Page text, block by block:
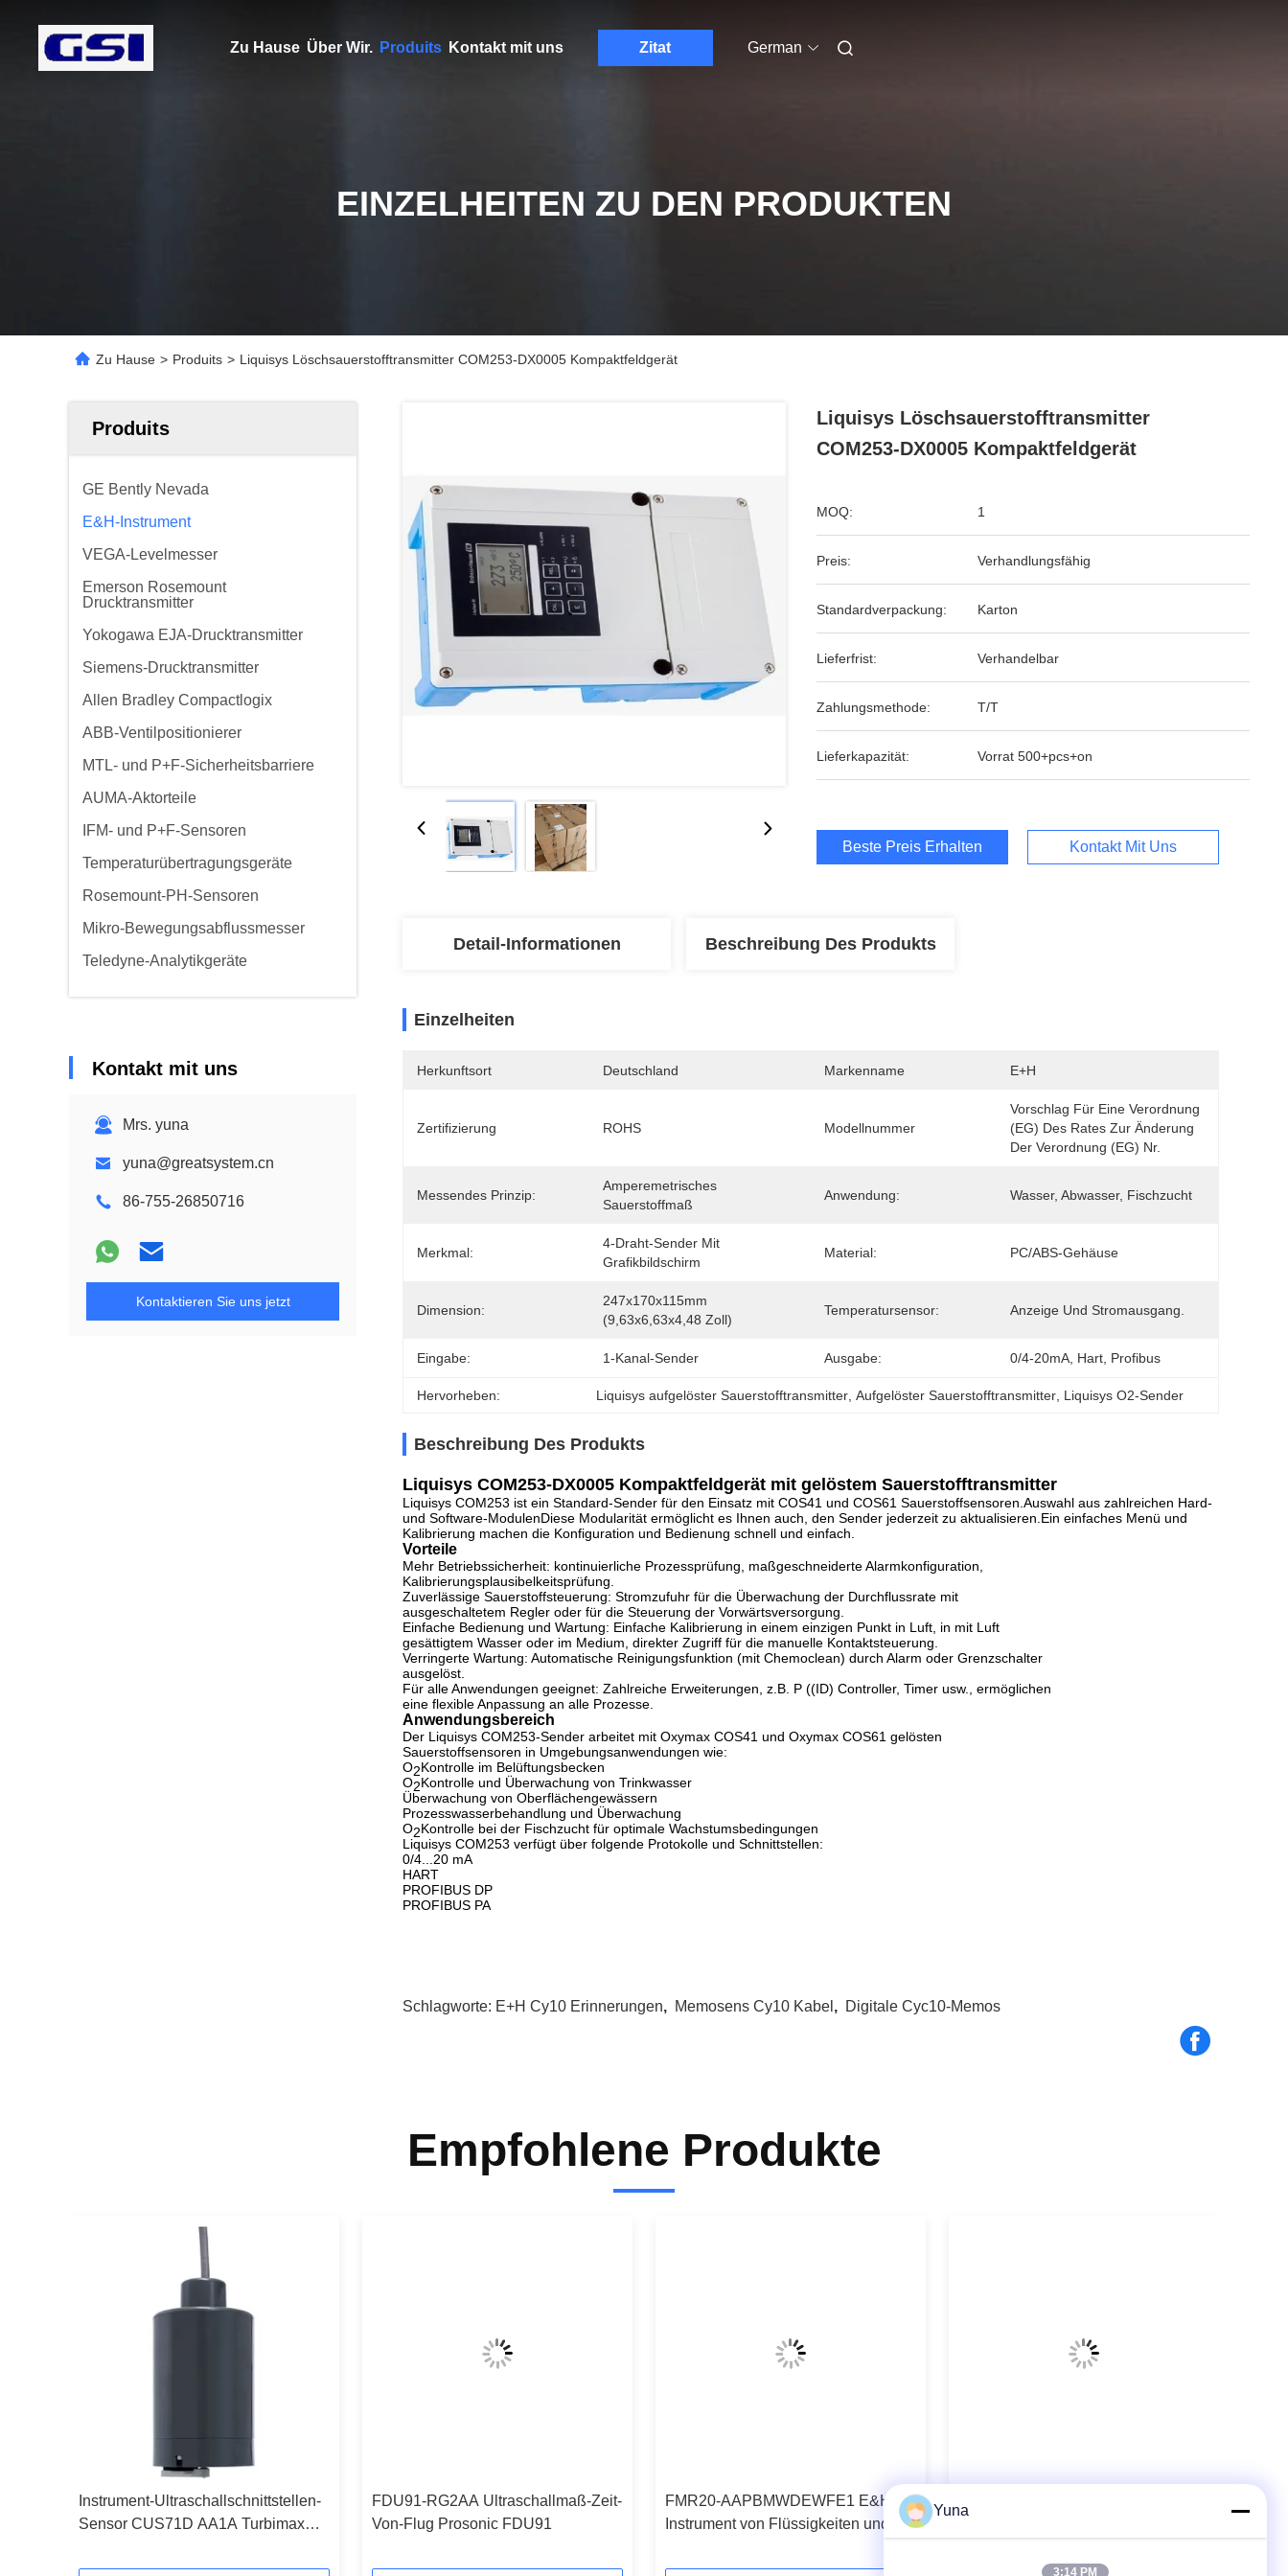
Zu Hause Über Wir. Produits Kontakt mit uns Zitat German
EINZELHEITEN ZU DEN PRODUKTEN
Zu Hause > Produits > Liquisys Löschsauerstofftransmitter COM253-DX0005 Kompaktfeldgerät
Produits
GE Bently Nevada
E&H-Instrument
VEGA-Levelmesser
Emerson Rosemount
Drucktransmitter
Yokogawa EJA-Drucktransmitter
Siemens-Drucktransmitter
Allen Bradley Compactlogix
ABB-Ventilpositionierer
MTL- und P+F-Sicherheitsbarriere
AUMA-Aktorteile
IFM- und P+F-Sensoren
Temperaturübertragungsgeräte
Rosemount-PH-Sensoren
Mikro-Bewegungsabflussmesser
Teledyne-Analytikgeräte
Kontakt mit uns
Mrs. yuna
yuna@greatsystem.cn
86-755-26850716
Kontaktieren Sie uns jetzt
Liquisys Löschsauerstofftransmitter
COM253-DX0005 Kompaktfeldgerät
MOQ: 1
Preis: Verhandlungsfähig
Standardverpackung: Karton
Lieferfrist: Verhandelbar
Zahlungsmethode: T/T
Lieferkapazität: Vorrat 500+pcs+on
Beste Preis Erhalten Kontakt Mit Uns
Detail-Informationen Beschreibung Des Produkts
Einzelheiten
Herkunftsort Deutschland Markenname E+H
Zertifizierung ROHS Modellnummer
Vorschlag Für Eine Verordnung
(EG) Des Rates Zur Änderung
Der Verordnung (EG) Nr.
Messendes Prinzip:
Amperemetrisches
Sauerstoffmaß
Anwendung: Wasser, Abwasser, Fischzucht
Merkmal:
4-Draht-Sender Mit
Grafikbildschirm
Material: PC/ABS-Gehäuse
Dimension:
247x170x115mm
(9,63x6,63x4,48 Zoll)
Temperatursensor: Anzeige Und Stromausgang.
Eingabe: 1-Kanal-Sender Ausgabe: 0/4-20mA, Hart, Profibus
Hervorheben: Liquisys aufgelöster Sauerstofftransmitter , Aufgelöster Sauerstofftransmitter Liquisys O2-Sender
Beschreibung Des Produkts
Liquisys COM253-DX0005 Kompaktfeldgerät mit gelöstem Sauerstofftransmitter
Liquisys COM253 ist ein Standard-Sender für den Einsatz mit COS41 und COS61 Sauerstoffsensoren.Auswahl aus zahlreichen Hard-
und Software-ModulenDiese Modularität ermöglicht es Ihnen auch, den Sender jederzeit zu aktualisieren.Ein einfaches Menü und
Kalibrierung machen die Konfiguration und Bedienung schnell und einfach.
Vorteile
Mehr Betriebssicherheit: kontinuierliche Prozessprüfung, maßgeschneiderte Alarmkonfiguration,
Kalibrierungsplausibelkeitsprüfung.
Zuverlässige Sauerstoffsteuerung: Stromzufuhr für die Überwachung der Durchflussrate mit
ausgeschaltetem Regler oder für die Steuerung der Vorwärtsversorgung.
Einfache Bedienung und Wartung: Einfache Kalibrierung in einem einzigen Punkt in Luft, in mit Luft
gesättigtem Wasser oder im Medium, direkter Zugriff für die manuelle Kontaktsteuerung.
Verringerte Wartung: Automatische Reinigungsfunktion (mit Chemoclean) durch Alarm oder Grenzschalter
ausgelöst.
Für alle Anwendungen geeignet: Zahlreiche Erweiterungen, z.B. P ((ID) Controller, Timer usw., ermöglichen
eine flexible Anpassung an alle Prozesse.
Anwendungsbereich
Der Liquisys COM253-Sender arbeitet mit Oxymax COS41 und Oxymax COS61 gelösten
Sauerstoffsensoren in Umgebungsanwendungen wie:
O2Kontrolle im Belüftungsbecken
O2Kontrolle und Überwachung von Trinkwasser
Überwachung von Oberflächengewässern
Prozesswasserbehandlung und Überwachung
O2Kontrolle bei der Fischzucht für optimale Wachstumsbedingungen
Liquisys COM253 verfügt über folgende Protokolle und Schnittstellen:
0/4...20 mA
HART
PROFIBUS DP
PROFIBUS PA
Schlagworte: E+H Cy10 Erinnerungen, Memosens Cy10 Kabel , Digitale Cyc10-Memos
Empfohlene Produkte
Instrument-Ultraschallschnittstellen-
Sensor CUS71D AA1A Turbimax
FDU91-RG2AA Ultraschallmaß-Zeit-
Von-Flug Prosonic FDU91
FMR20-AAPBMWDEWFE1 E&H
Instrument von Flüssigkeiten und
Yuna
3:14 PM